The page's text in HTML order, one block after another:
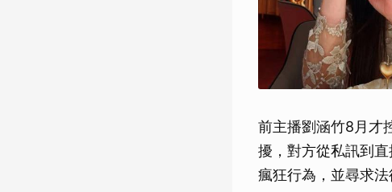
前主播劉涵竹8月才
擾，對方從私訊到
瘋狂行為，並尋求法